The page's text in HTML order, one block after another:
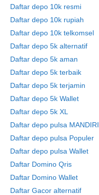
Daftar depo 10k resmi
Daftar depo 10k rupiah
Daftar depo 10k telkomsel
Daftar depo 5k alternatif
Daftar depo 5k aman
Daftar depo 5k terbaik
Daftar depo 5k terjamin
Daftar depo 5k Wallet
Daftar depo 5k XL
Daftar depo pulsa MANDIRI
Daftar depo pulsa Populer
Daftar depo pulsa Wallet
Daftar Domino Qris
Daftar Domino Wallet
Daftar Gacor alternatif